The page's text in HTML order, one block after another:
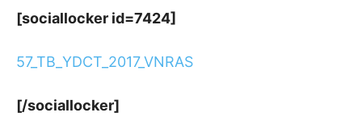
[sociallocker id=7424]
57_TB_YDCT_2017_VNRAS
[/sociallocker]